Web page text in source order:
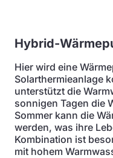
Hybrid-
Hier wird eine
Solarthermieanlage
unterstützt die
sonnigen Tagen die
Sommer kann die
werden, was ihre
Kombination ist
mit hohem